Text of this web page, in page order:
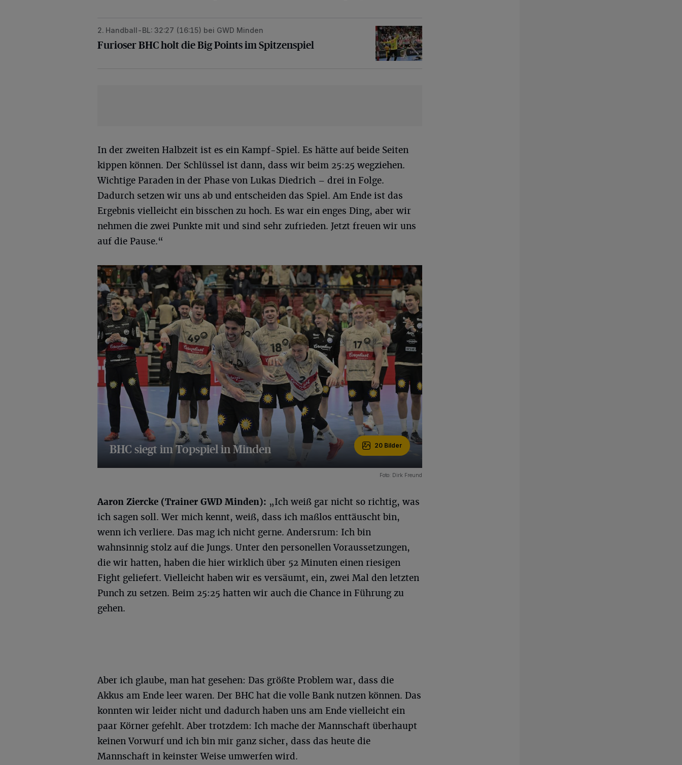
Furioser BHC holt die Big Points im Spitzenspiel
2. Handball-BL: 32:27 (16:15) bei GWD Minden
Furioser BHC holt die Big Points im Spitzenspiel
In der zweiten Halbzeit ist es ein Kampf-Spiel. Es hätte auf beide Seiten
kippen können. Der Schlüssel ist dann, dass wir beim 25:25 wegziehen.
Wichtige Paraden in der Phase von Lukas Diedrich – drei in Folge.
Dadurch setzen wir uns ab und entscheiden das Spiel. Am Ende ist das
Ergebnis vielleicht ein bisschen zu hoch. Es war ein enges Ding, aber wir
nehmen die zwei Punkte mit und sind sehr zufrieden. Jetzt freuen wir uns
auf die Pause.“
BHC siegt im Topspiel in Minden 20 Bilder
Foto: Dirk Freund
Aaron Ziercke (Trainer GWD Minden): „Ich weiß gar nicht so richtig, was
ich sagen soll. Wer mich kennt, weiß, dass ich maßlos enttäuscht bin,
wenn ich verliere. Das mag ich nicht gerne. Andersrum: Ich bin
wahnsinnig stolz auf die Jungs. Unter den personellen Voraussetzungen,
die wir hatten, haben die hier wirklich über 52 Minuten einen riesigen
Fight geliefert. Vielleicht haben wir es versäumt, ein, zwei Mal den letzten
Punch zu setzen. Beim 25:25 hatten wir auch die Chance in Führung zu
gehen.
Aber ich glaube, man hat gesehen: Das größte Problem war, dass die
Akkus am Ende leer waren. Der BHC hat die volle Bank nutzen können. Das
konnten wir leider nicht und dadurch haben uns am Ende vielleicht ein
paar Körner gefehlt. Aber trotzdem: Ich mache der Mannschaft überhaupt
keinen Vorwurf und ich bin mir ganz sicher, dass das heute die
Mannschaft in keinster Weise umwerfen wird.